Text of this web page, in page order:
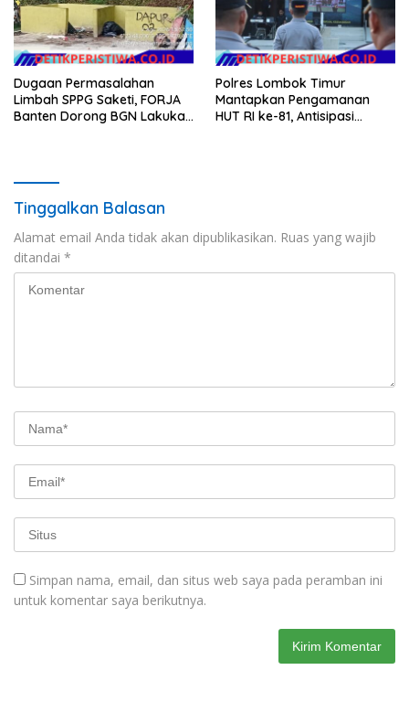
Dugaan Permasalahan
Limbah SPPG Saketi, FORJA
Banten Dorong BGN Lakukan
Polres Lombok Timur
Mantapkan Pengamanan
HUT RI ke-81, Antisipasi
Tinggalkan Balasan
Alamat email Anda tidak akan dipublikasikan. Ruas yang wajib
ditandai *
Simpan nama, email, dan situs web saya pada peramban ini
untuk komentar saya berikutnya.